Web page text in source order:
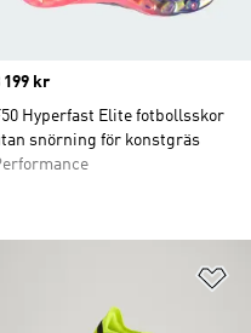
199 kr
Hyperfast Elite fotbollsskor
snörning för konstgräs